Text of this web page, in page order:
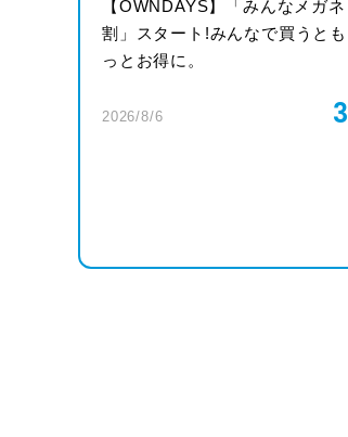
【OWNDAYS】「みんなメガネ
割」スタート!みんなで買うとも
っとお得に。
2026/8/6 3